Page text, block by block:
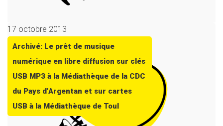
17 octobre 2013
Archivé: Le prêt de musique
numérique en libre diffusion sur clés
USB MP3 à la Médiathèque de la CDC
du Pays d’Argentan et sur cartes
USB à la Médiathèque de Toul